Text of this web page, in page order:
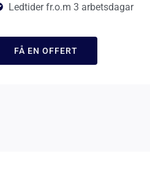
Ledtider fr.o.m 3 arbetsdagar
FÅ EN OFFERT